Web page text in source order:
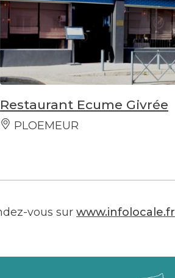
Restaurant Ecume Givrée
PLOEMEUR
vous sur www.infolocale.fr